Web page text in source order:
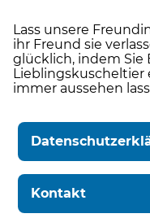
Lass unsere
ihr Freund sie
glücklich, indem Sie
Lieblingskuscheltier
immer aussehen
Kontakt